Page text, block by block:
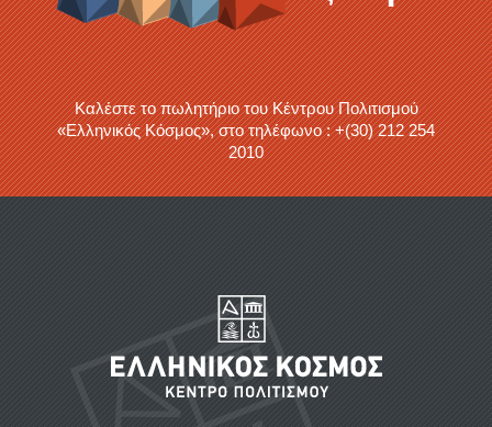
Καλέστε το πωλητήριο του Κέντρου Πολιτισμού
«Ελληνικός Κόσμος», στο τηλέφωνο : +(30) 212 254
2010